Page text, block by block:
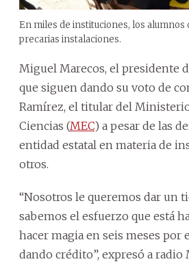
En miles de instituciones, los alumnos
precarias instalaciones.
Miguel Marecos, el presidente
que siguen dando su voto de
Ramírez, el titular del
Ciencias (MEC) a pesar de las
entidad estatal en materia de
otros.
“Nosotros le queremos dar un
sabemos el esfuerzo que está
hacer magia en seis meses por
dando crédito”, expresó a